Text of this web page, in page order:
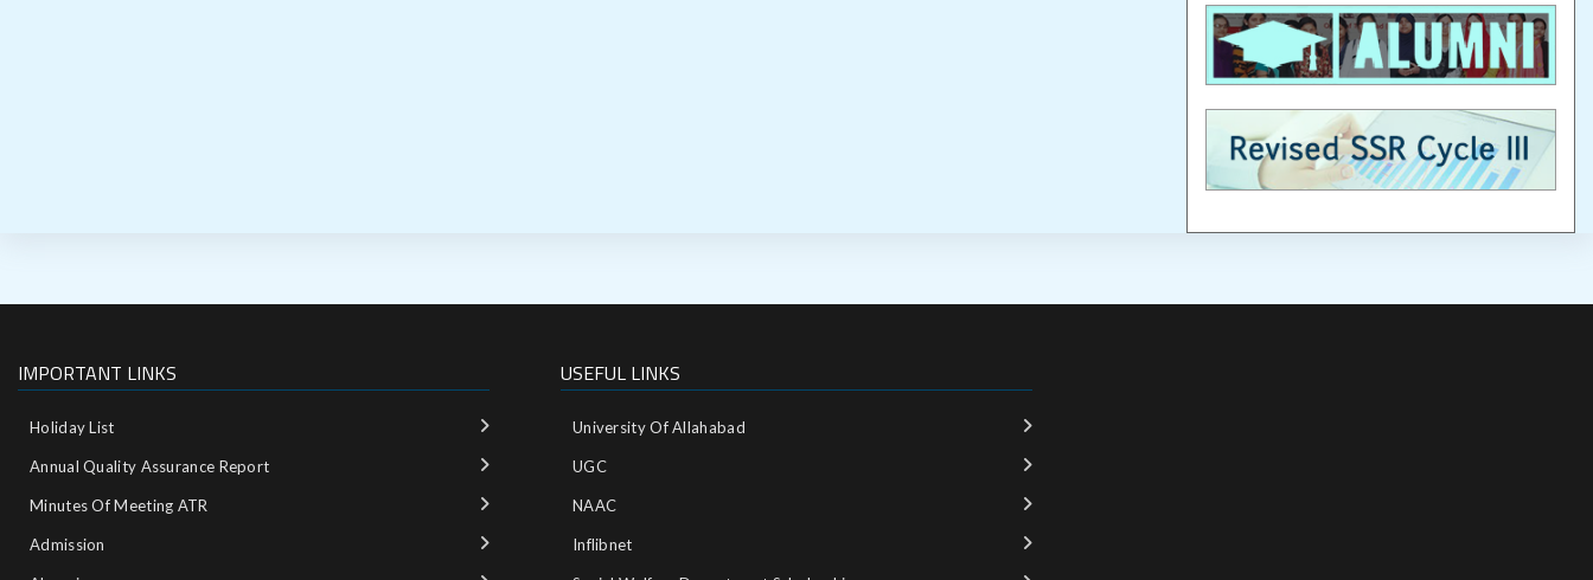
IMPORTANT LINKS
Holiday List
Annual Quality Assurance Report
Minutes Of Meeting ATR
Admission
USEFUL LINKS
University Of Allahabad
UGC
NAAC
Inflibnet